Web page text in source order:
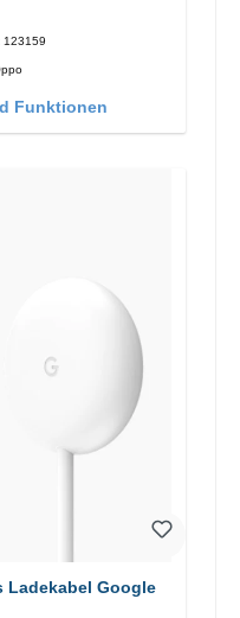
123159
Funktionen
Ladekabel Google